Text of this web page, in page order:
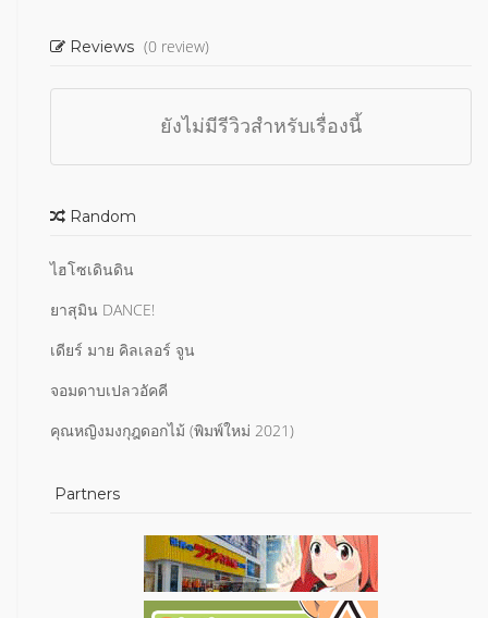
Reviews (0 review)
ยังไม่มีรีวิวสำหรับเรื่องนี้
Random
ไฮโซเดินดิน
ยาสุมิน DANCE!
เดียร์ มาย คิลเลอร์ จูน
จอมดาบเปลวอัคคี
คุณหญิงมงกุฎดอกไม้ (พิมพ์ใหม่ 2021)
Partners